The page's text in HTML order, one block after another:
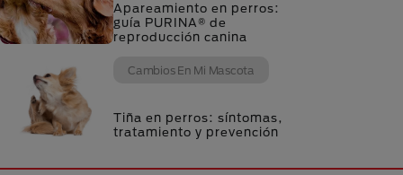
Apareamiento en perros:
guía PURINA® de
reproducción canina
Cambios En Mi Mascota
Tiña en perros: síntomas,
tratamiento y prevención